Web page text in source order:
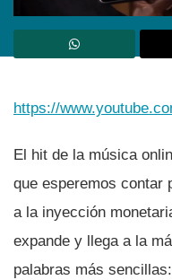
https://
El hit de la música
que esperemos contar
a la inyección
expande y llega a la
palabras más sencillas: